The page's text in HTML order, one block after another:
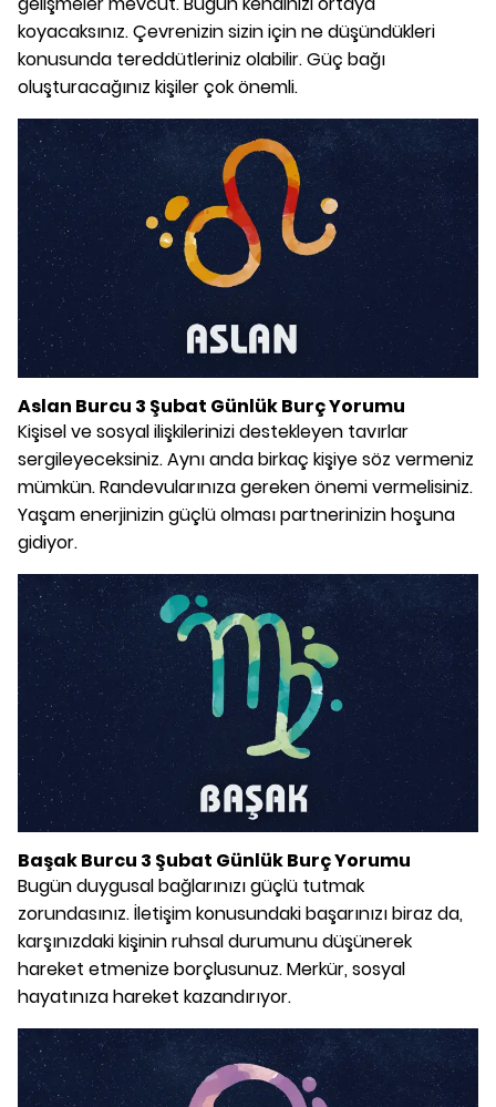
koyacaksınız. Çevrenizin sizin için ne düşündükleri
konusunda tereddütleriniz olabilir. Güç bağı
oluşturacağınız kişiler çok önemli.
Aslan Burcu 3 Şubat Günlük Burç Yorumu
Kişisel ve sosyal ilişkilerinizi destekleyen tavırlar
sergileyeceksiniz. Aynı anda birkaç kişiye söz vermeniz
mümkün. Randevularınıza gereken önemi vermelisiniz.
Yaşam enerjinizin güçlü olması partnerinizin hoşuna
gidiyor.
Başak Burcu 3 Şubat Günlük Burç Yorumu
Bugün duygusal bağlarınızı güçlü tutmak
zorundasınız. İletişim konusundaki başarınızı biraz da,
karşınızdaki kişinin ruhsal durumunu düşünerek
hareket etmenize borçlusunuz. Merkür, sosyal
hayatınıza hareket kazandırıyor.